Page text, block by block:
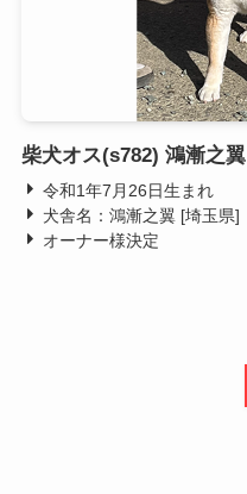
柴犬オス(s782) 鴻漸之翼
令和1年7月26日生まれ
犬舎名：鴻漸之翼 [埼玉県]
オーナー様決定